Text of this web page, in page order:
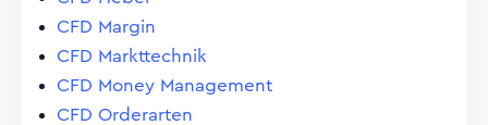
CFD Margin
CFD Markttechnik
CFD Money Management
CFD Orderarten